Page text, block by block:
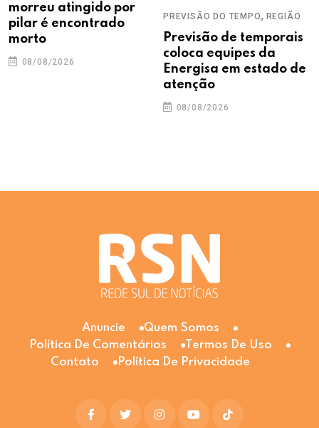
morreu atingido por
pilar é encontrado
morto
08/08/2026
PREVISÃO DO TEMPO, REGIÃO
Previsão de temporais
coloca equipes da
Energisa em estado de
atenção
08/08/2026
Anuncie
Quem Somos
Política De Comentários
Termos De Uso
Contato
Política De Privacidade